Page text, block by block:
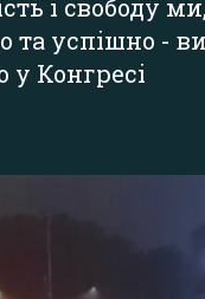
і свободу
та успішно -
у Конгресі